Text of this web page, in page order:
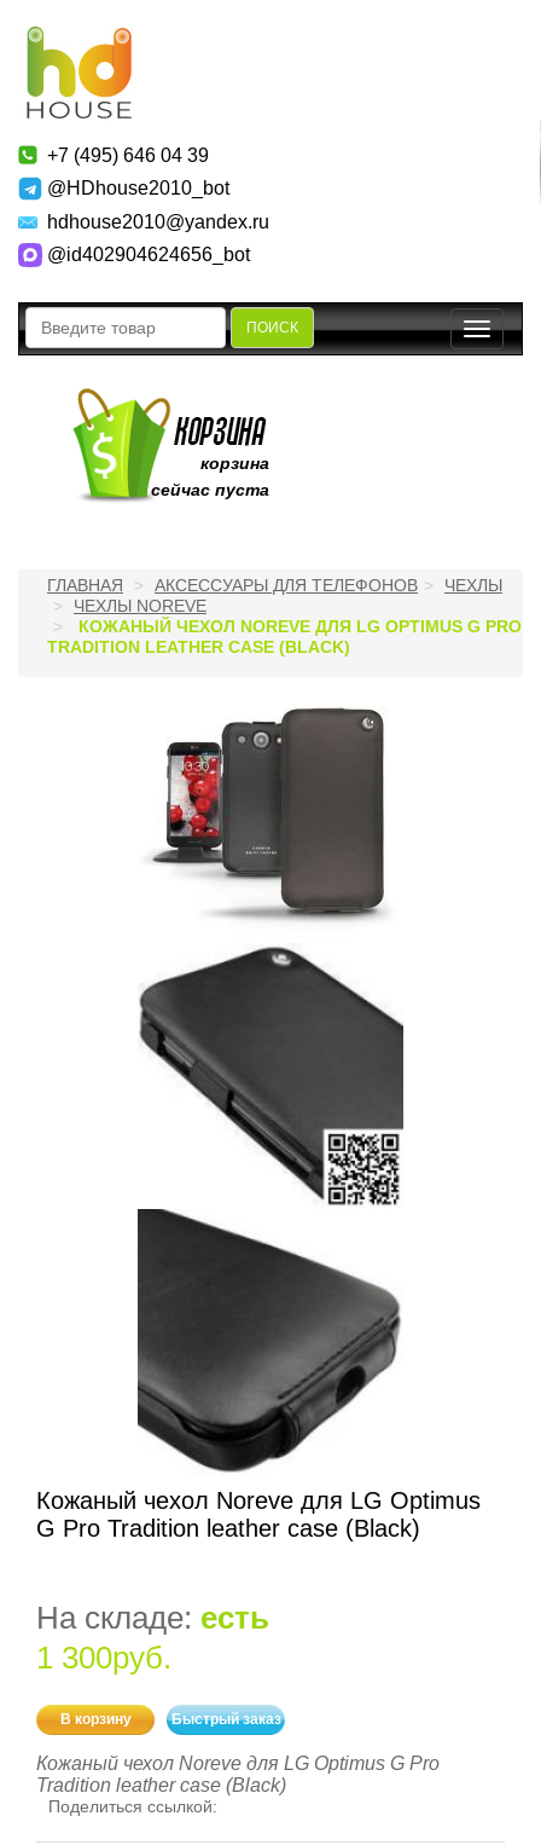
+7 (495) 646 04 39
@HDhouse2010_bot
hdhouse2010@yandex.ru
@id402904624656_bot
ПОИСК
Toggle
корзина
сейчас пуста
ГЛАВНАЯ АКСЕССУАРЫ ДЛЯ ТЕЛЕФОНОВ
ЧЕХЛЫ
ЧЕХЛЫ NOREVE
КОЖАНЫЙ ЧЕХОЛ NOREVE ДЛЯ LG OPTIMUS G PRO
TRADITION LEATHER CASE (BLACK)
Кожаный чехол Noreve для LG Optimus
G Pro Tradition leather case (Black)
На складе: есть
1 300руб.
В корзину Быстрый заказ
Кожаный чехол Noreve для LG Optimus G Pro
Tradition leather case (Black)
Поделиться ссылкой: